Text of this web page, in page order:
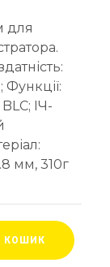
для
ІЧ-
мм, 310г
КОШИК